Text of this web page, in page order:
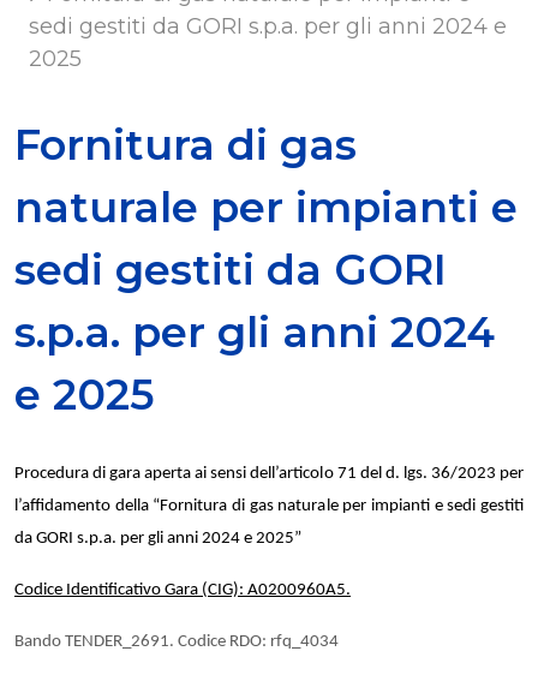
sedi gestiti da GORI s.p.a. per gli anni 2024 e
2025
Fornitura di gas
naturale per impianti e
sedi gestiti da GORI
s.p.a. per gli anni 2024
e 2025
Procedura di gara aperta ai sensi dell’articolo 71 del d. lgs. 36/2023 per
l’affidamento della “Fornitura di gas naturale per impianti e sedi gestiti
da GORI s.p.a. per gli anni 2024 e 2025”
Codice Identificativo Gara (CIG): A0200960A5.
Bando TENDER_2691. Codice RDO: rfq_4034